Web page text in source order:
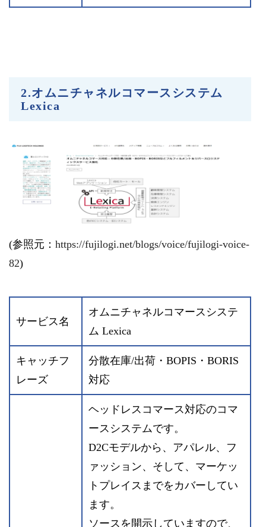
2.オムニチャネルコマースシステム
Lexica
(参照元： https://fujilogi.net/blogs/voice/fujilogi-voice-
82)
サービス名
オムニチャネルコマースシステ
ム Lexica
キャッチフ
レーズ
分散在庫/出荷・BOPIS・BORIS
対応
ヘッドレスコマース対応のコマ
ースシステムです。
D2Cモデルから、アパレル、フ
ァッション、そして、マーケッ
トプレイスまでをカバーしてい
ます。
ソースを開示していますので、